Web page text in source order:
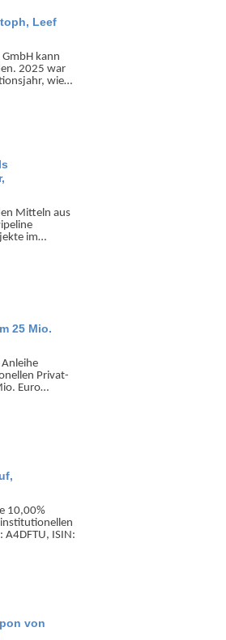
Leef
kann
2025 war
wie…
Mitteln aus
im…
25 Mio.
Anleihe
Privat­
Euro…
10,00%
ISIN:
von